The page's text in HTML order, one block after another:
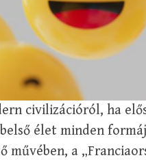
civilizációról, ha
élet minden
művében, a